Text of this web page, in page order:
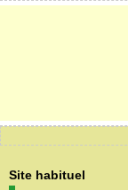
Site habituel